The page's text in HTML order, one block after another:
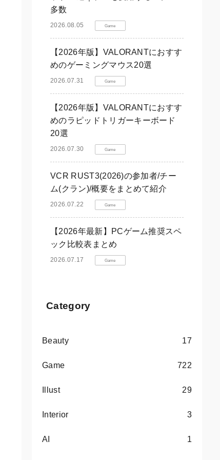
多数
2026.08.05 Game
【2026年版】VALORANTにおすす
めのゲーミングマウス20選
2026.07.31 Game
【2026年版】VALORANTにおすす
めのラピッドトリガーキーボード
20選
2026.07.30 Game
VCR RUST3(2026)の参加者/チー
ム(クラン)/概要をまとめて紹介
2026.07.22 Game
【2026年最新】PCゲーム推奨スペ
ック比較表まとめ
2026.07.17 Game
Category
Beauty 17
Game 722
Illust 29
Interior 3
AI 1